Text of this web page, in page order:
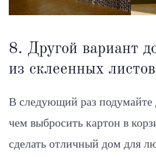
8. Другой вариант
из склеенных
В следующий раз
чем выбросить картон в
сделать отличный дом для